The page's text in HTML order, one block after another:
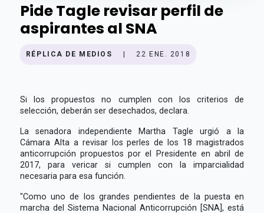
Pide Tagle revisar perfil de
aspirantes al SNA
RÉPLICA DE MEDIOS 22 ENE. 2018
Si los propuestos no cumplen con los criterios de
selección, deberán ser desechados, declara.
La senadora independiente Martha Tagle urgió a la
Cámara Alta a revisar los perles de los 18 magistrados
anticorrupción propuestos por el Presidente en abril de
2017, para vericar si cumplen con la imparcialidad
necesaria para esa función.
"Como uno de los grandes pendientes de la puesta en
marcha del Sistema Nacional Anticorrupción [SNA], está